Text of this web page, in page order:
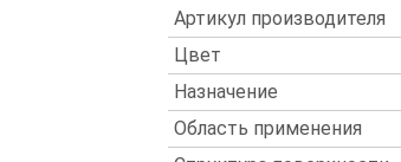
Артикул производителя
Цвет
Назначение
Область применения